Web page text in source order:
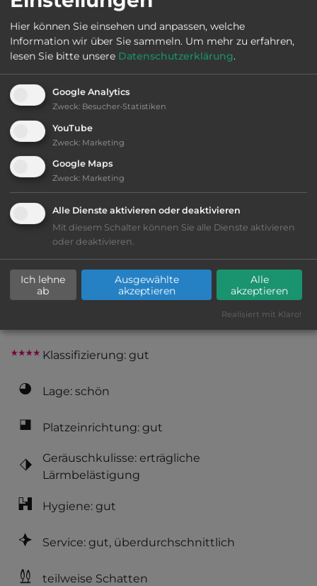
E-Mail: info@camping-visp.ch
Webseite: www.camping-visp.ch
Öffnungszeiten:
Telefon: 0041 27 9462084
Ausstattung
Klassifizierung: gut
Lage: schön
Platzeinrichtung: gut
Geräuschkulisse: erträgliche
Lärmbelästigung
Hygiene: gut
Service: gut, überdurchschnittlich
teilweise Schatten
Hier können Sie einsehen und anpassen, welche
Information wir über Sie sammeln. Um mehr zu erfahren,
lesen Sie bitte unsere Datenschutzerklärung.
Google Analytics
Zweck: Besucher-Statistiken
YouTube
Zweck: Marketing
Google Maps
Zweck: Marketing
Alle Dienste aktivieren oder deaktivieren
Mit diesem Schalter können Sie alle Dienste aktivieren
oder deaktivieren.
Ich lehne
ab
Ausgewählte
akzeptieren
Alle
akzeptieren
Realisiert mit Klaro!